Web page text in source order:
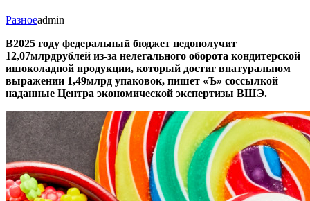
Разноеadmin
В2025 году федеральный бюджет недополучит
12,07млрдрублей из-за нелегального оборота кондитерской
ишоколадной продукции, который достиг внатуральном
выражении 1,49млрд упаковок, пишет «Ъ» соссылкой
наданные Центра экономической экспертизы ВШЭ.